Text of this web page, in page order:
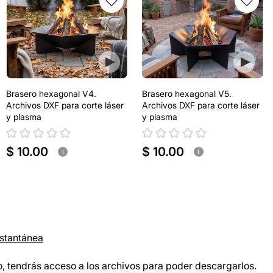
Brasero hexagonal V4.
Archivos DXF para corte láser
y plasma
$ 10.00 i
Brasero hexagonal V5.
Archivos DXF para corte láser
y plasma
$ 10.00 i
tendrás acceso a los archivos para poder descargarlos.